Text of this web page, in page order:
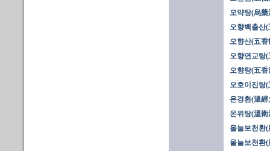
오약탕(烏藥
오향백출산
오향산(五香
오향연교탕
오향탕(五香
오호이진탕
온경환(溫經
온위탕(溫
올눌보천환
올눌보천환